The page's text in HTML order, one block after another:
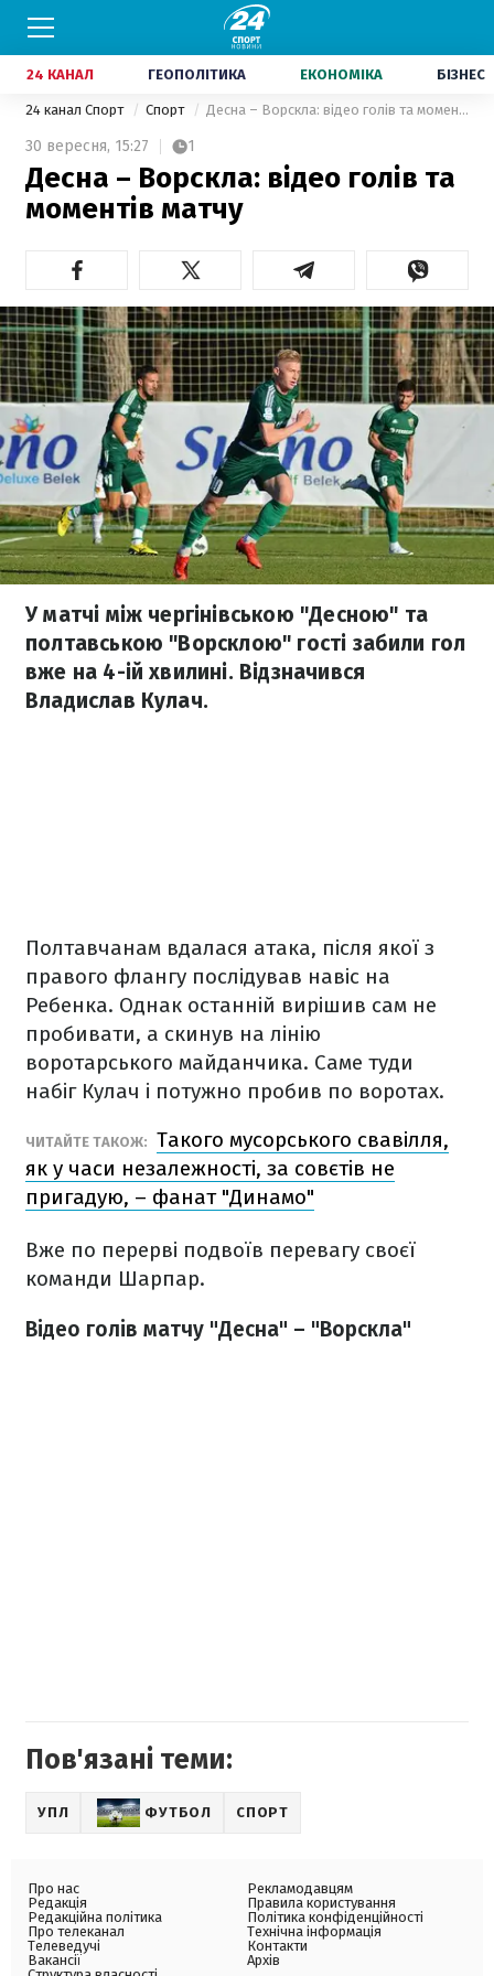
24 КАНАЛ ГЕОПОЛІТИКА ЕКОНОМІКА БІЗНЕС
24 канал Спорт Спорт Десна – Ворскла: відео голів та моментів матчу
30 вересня, 15:27 1
Десна – Ворскла: відео голів та
моментів матчу
У матчі між чергінівською "Десною" та
полтавською "Ворсклою" гості забили гол
вже на 4-ій хвилині. Відзначився
Владислав Кулач.
Полтавчанам вдалася атака, після якої з
правого флангу послідував навіс на
Ребенка. Однак останній вирішив сам не
пробивати, а скинув на лінію
воротарського майданчика. Саме туди
набіг Кулач і потужно пробив по воротах.
ЧИТАЙТЕ ТАКОЖ: Такого мусорського свавілля,
як у часи незалежності, за совєтів не
пригадую, – фанат "Динамо"
Вже по перерві подвоїв перевагу своєї
команди Шарпар.
Відео голів матчу "Десна" – "Ворскла"
Пов'язані теми:
УПЛ ФУТБОЛ СПОРТ
Про нас
Редакція
Редакційна політика
Про телеканал
Телеведучі
Вакансії
Рекламодавцям
Правила користування
Політика конфіденційності
Технічна інформація
Контакти
Архів